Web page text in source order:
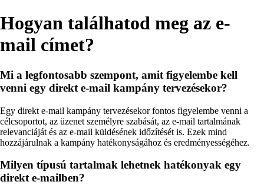
Hogyan találhatod meg az e-
mail címet?
Mi a legfontosabb szempont, amit figyelembe kell
venni egy direkt e-mail kampány tervezésekor?
Egy direkt e-mail kampány tervezésekor fontos figyelembe venni a
célcsoportot, az üzenet személyre szabását, az e-mail tartalmának
relevanciáját és az e-mail küldésének időzítését is. Ezek mind
hozzájárulnak a kampány hatékonyságához és eredményességéhez.
Milyen típusú tartalmak lehetnek hatékonyak egy
direkt e-mailben?